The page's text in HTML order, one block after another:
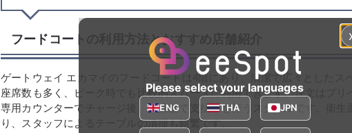
フードコートの利用方法とおすすめ店舗紹介
ゲートウェイ エカマイのフードコートは4階にあり、清潔で広々としたス
座席数も多く、ピーク時でも比較的スムーズに利用できます。注文はプリ
専用カウンターでチャージ後、各店舗で支払いを行うスタイルです。衛生
り、スタッフによるテーブルの清掃も頻繁です。
Please select your languages
ENG THA JPN